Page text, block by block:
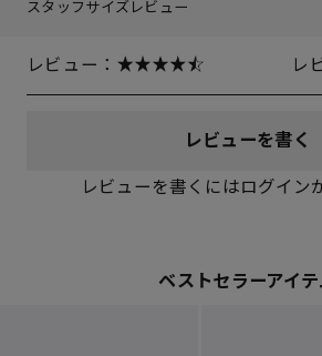
スタッフサイズレビュー
レビュー： レ
レビューを書く
レビューを書くにはログイン
ベストセラーアイテ